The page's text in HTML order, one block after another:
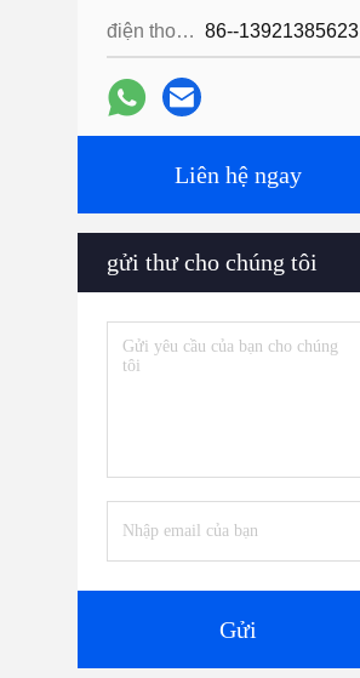
điện thoại: 86--13921385623
Liên hệ ngay
gửi thư cho chúng tôi
Gửi